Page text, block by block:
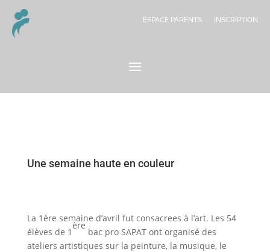
ESPACE PARENTS INSCRIPTION
Une semaine haute en couleur
La 1ère semaine d’avril fut consacrees à l’art. Les 54
élèves de 1
ère
bac pro SAPAT ont organisé des
ateliers artistiques sur la peinture, la musique, le